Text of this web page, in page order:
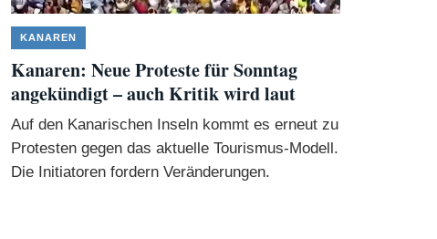
KANAREN
Kanaren: Neue Proteste für Sonntag
angekündigt – auch Kritik wird laut
Auf den Kanarischen Inseln kommt es erneut zu
Protesten gegen das aktuelle Tourismus-Modell.
Die Initiatoren fordern Veränderungen.